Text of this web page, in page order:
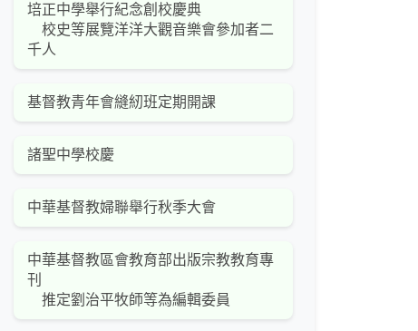
培正中學舉行紀念創校慶典
校史等展覽洋洋大觀音樂會參加者二
千人
基督教青年會縫紉班定期開課
諸聖中學校慶
中華基督教婦聯舉行秋季大會
中華基督教區會教育部出版宗教教育專
刊
推定劉治平牧師等為編輯委員